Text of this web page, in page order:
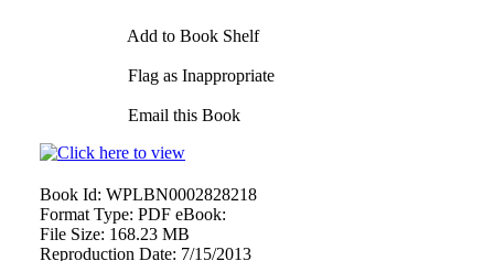
Add to Book Shelf
Flag as Inappropriate
Email this Book
Book Id: WPLBN0002828218
Format Type: PDF eBook:
File Size: 168.23 MB
Reproduction Date: 7/15/2013